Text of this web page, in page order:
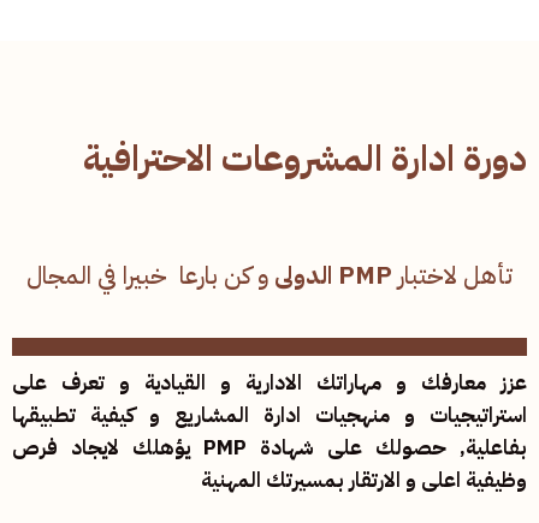
دورة ادارة المشروعات الاحترافية
تأهل لاختبارPMP الدولى و كن بارعا خبيرا في المجال
عزز معارفك و مهاراتك الادارية و القيادية و تعرف على
استراتيجيات و منهجيات ادارة المشاريع و كيفية تطبيقها
بفاعلية, حصولك على شهادة PMP يؤهلك لايجاد فرص
وظيفية اعلى و الارتقار بمسيرتك المهنية